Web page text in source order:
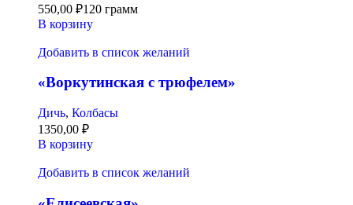
550,00 ₽120 грамм
В корзину
Добавить в список желаний
«Воркутинская с трюфелем»
Дичь, Колбасы
1350,00 ₽
В корзину
Добавить в список желаний